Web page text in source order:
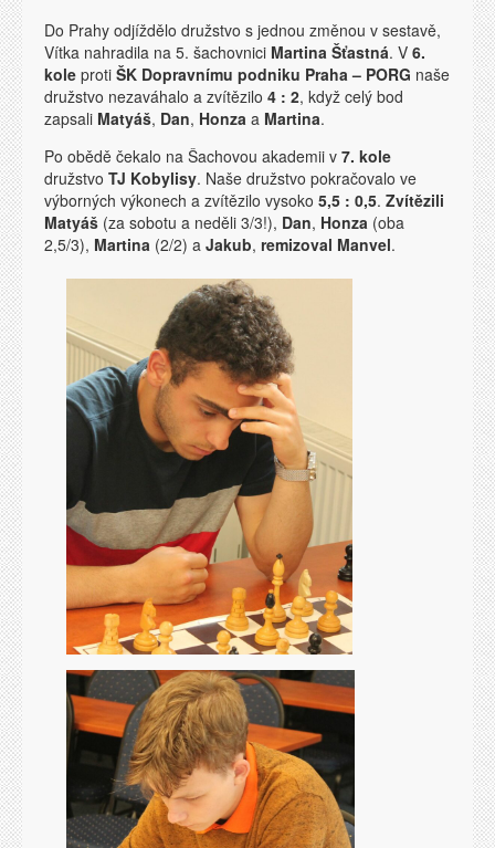
Do Prahy odjíždělo družstvo s jednou změnou v sestavě,
Vítka nahradila na 5. šachovnici Martina Šťastná. V 6.
kole proti ŠK Dopravnímu podniku Praha – PORG naše
družstvo nezaváhalo a zvítězilo 4 : 2, když celý bod
zapsali Matyáš, Dan, Honza a Martina.
Po obědě čekalo na Šachovou akademii v 7. kole
družstvo TJ Kobylisy. Naše družstvo pokračovalo ve
výborných výkonech a zvítězilo vysoko 5,5 : 0,5. Zvítězili
Matyáš (za sobotu a neděli 3/3!), Dan, Honza (oba
2,5/3), Martina (2/2) a Jakub, remizoval Manvel.